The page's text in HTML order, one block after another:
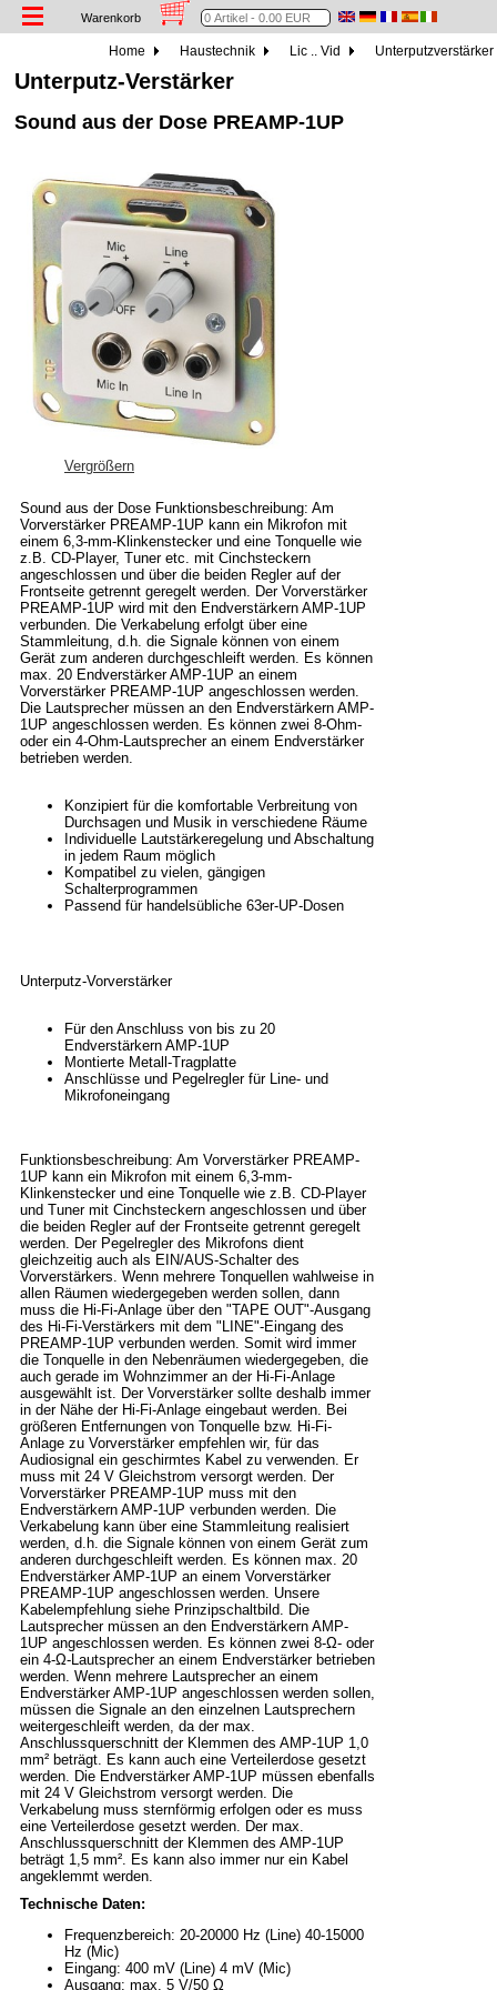
Warenkorb
Home Haustechnik Lic .. Vid Unterputzverstärker
Unterputz-Verstärker
Sound aus der Dose PREAMP-1UP
Vergrößern
Sound aus der Dose Funktionsbeschreibung: Am
Vorverstärker PREAMP-1UP kann ein Mikrofon mit
einem 6,3-mm-Klinkenstecker und eine Tonquelle wie
z.B. CD-Player, Tuner etc. mit Cinchsteckern
angeschlossen und über die beiden Regler auf der
Frontseite getrennt geregelt werden. Der Vorverstärker
PREAMP-1UP wird mit den Endverstärkern AMP-1UP
verbunden. Die Verkabelung erfolgt über eine
Stammleitung, d.h. die Signale können von einem
Gerät zum anderen durchgeschleift werden. Es können
max. 20 Endverstärker AMP-1UP an einem
Vorverstärker PREAMP-1UP angeschlossen werden.
Die Lautsprecher müssen an den Endverstärkern AMP-
1UP angeschlossen werden. Es können zwei 8-Ohm-
oder ein 4-Ohm-Lautsprecher an einem Endverstärker
betrieben werden.
Konzipiert für die komfortable Verbreitung von
Durchsagen und Musik in verschiedene Räume
Individuelle Lautstärkeregelung und Abschaltung
in jedem Raum möglich
Kompatibel zu vielen, gängigen
Schalterprogrammen
Passend für handelsübliche 63er-UP-Dosen
Unterputz-Vorverstärker
Für den Anschluss von bis zu 20
Endverstärkern AMP-1UP
Montierte Metall-Tragplatte
Anschlüsse und Pegelregler für Line- und
Mikrofoneingang
Funktionsbeschreibung: Am Vorverstärker PREAMP-
1UP kann ein Mikrofon mit einem 6,3-mm-
Klinkenstecker und eine Tonquelle wie z.B. CD-Player
und Tuner mit Cinchsteckern angeschlossen und über
die beiden Regler auf der Frontseite getrennt geregelt
werden. Der Pegelregler des Mikrofons dient
gleichzeitig auch als EIN/AUS-Schalter des
Vorverstärkers. Wenn mehrere Tonquellen wahlweise in
allen Räumen wiedergegeben werden sollen, dann
muss die Hi-Fi-Anlage über den "TAPE OUT"-Ausgang
des Hi-Fi-Verstärkers mit dem "LINE"-Eingang des
PREAMP-1UP verbunden werden. Somit wird immer
die Tonquelle in den Nebenräumen wiedergegeben, die
auch gerade im Wohnzimmer an der Hi-Fi-Anlage
ausgewählt ist. Der Vorverstärker sollte deshalb immer
in der Nähe der Hi-Fi-Anlage eingebaut werden. Bei
größeren Entfernungen von Tonquelle bzw. Hi-Fi-
Anlage zu Vorverstärker empfehlen wir, für das
Audiosignal ein geschirmtes Kabel zu verwenden. Er
muss mit 24 V Gleichstrom versorgt werden. Der
Vorverstärker PREAMP-1UP muss mit den
Endverstärkern AMP-1UP verbunden werden. Die
Verkabelung kann über eine Stammleitung realisiert
werden, d.h. die Signale können von einem Gerät zum
anderen durchgeschleift werden. Es können max. 20
Endverstärker AMP-1UP an einem Vorverstärker
PREAMP-1UP angeschlossen werden. Unsere
Kabelempfehlung siehe Prinzipschaltbild. Die
Lautsprecher müssen an den Endverstärkern AMP-
1UP angeschlossen werden. Es können zwei 8-Ω- oder
ein 4-Ω-Lautsprecher an einem Endverstärker betrieben
werden. Wenn mehrere Lautsprecher an einem
Endverstärker AMP-1UP angeschlossen werden sollen,
müssen die Signale an den einzelnen Lautsprechern
weitergeschleift werden, da der max.
Anschlussquerschnitt der Klemmen des AMP-1UP 1,0
mm² beträgt. Es kann auch eine Verteilerdose gesetzt
werden. Die Endverstärker AMP-1UP müssen ebenfalls
mit 24 V Gleichstrom versorgt werden. Die
Verkabelung muss sternförmig erfolgen oder es muss
eine Verteilerdose gesetzt werden. Der max.
Anschlussquerschnitt der Klemmen des AMP-1UP
beträgt 1,5 mm². Es kann also immer nur ein Kabel
angeklemmt werden.
Technische Daten:
Frequenzbereich: 20-20000 Hz (Line) 40-15000
Hz (Mic)
Eingang: 400 mV (Line) 4 mV (Mic)
Ausgang: max. 5 V/50 Ω